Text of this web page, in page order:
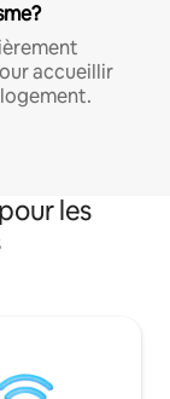
accueillir
les